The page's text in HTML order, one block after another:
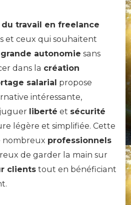
travail en freelance
et ceux qui souhaitent
autonomie sans
dans la création
salarial propose
intéressante,
liberté et sécurité
légère et simplifiée. Cette
nombreux professionnels
de garder la main sur
clients tout en bénéficiant